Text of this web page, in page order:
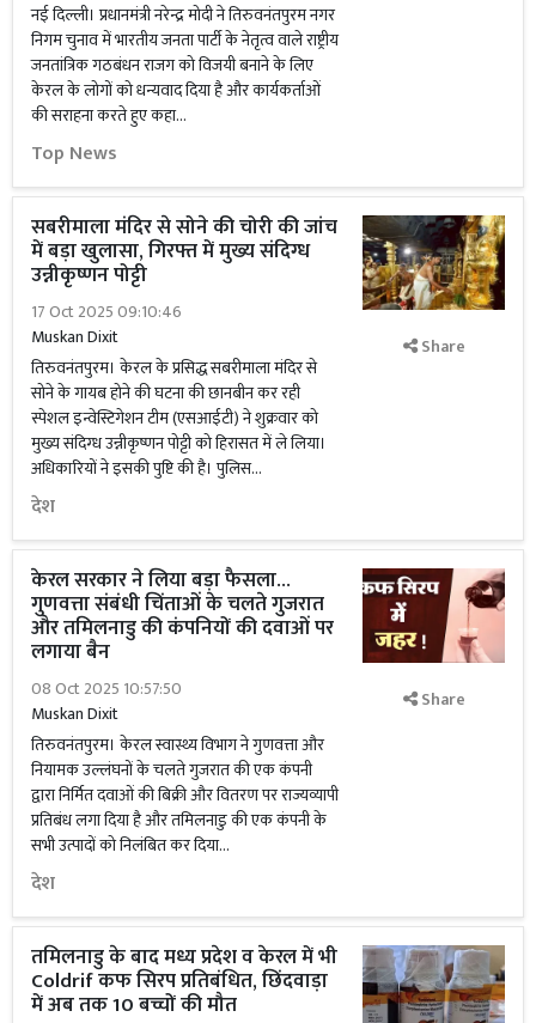
नई दिल्ली। प्रधानमंत्री नरेन्द्र मोदी ने तिरुवनंतपुरम नगर
निगम चुनाव में भारतीय जनता पार्टी के नेतृत्व वाले राष्ट्रीय
जनतांत्रिक गठबंधन राजग को विजयी बनाने के लिए
केरल के लोगों को धन्यवाद दिया है और कार्यकर्ताओं
की सराहना करते हुए कहा...
Top News
सबरीमाला मंदिर से सोने की चोरी की जांच
में बड़ा खुलासा, गिरफ्त में मुख्य संदिग्ध
उन्नीकृष्णन पोट्टी
17 Oct 2025 09:10:46
Muskan Dixit
तिरुवनंतपुरम। केरल के प्रसिद्ध सबरीमाला मंदिर से
सोने के गायब होने की घटना की छानबीन कर रही
स्पेशल इन्वेस्टिगेशन टीम (एसआईटी) ने शुक्रवार को
मुख्य संदिग्ध उन्नीकृष्णन पोट्टी को हिरासत में ले लिया।
अधिकारियों ने इसकी पुष्टि की है। पुलिस...
देश
Share
केरल सरकार ने लिया बड़ा फैसला...
गुणवत्ता संबंधी चिंताओं के चलते गुजरात
और तमिलनाडु की कंपनियों की दवाओं पर
लगाया बैन
08 Oct 2025 10:57:50
Muskan Dixit
तिरुवनंतपुरम। केरल स्वास्थ्य विभाग ने गुणवत्ता और
नियामक उल्लंघनों के चलते गुजरात की एक कंपनी
द्वारा निर्मित दवाओं की बिक्री और वितरण पर राज्यव्यापी
प्रतिबंध लगा दिया है और तमिलनाडु की एक कंपनी के
सभी उत्पादों को निलंबित कर दिया...
देश
Share
तमिलनाडु के बाद मध्य प्रदेश व केरल में भी
Coldrif कफ सिरप प्रतिबंधित, छिंदवाड़ा
में अब तक 10 बच्चों की मौत